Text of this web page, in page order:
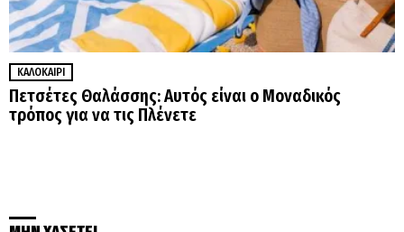
ΚΑΛΟΚΑΊΡΙ
Πετσέτες Θαλάσσης: Αυτός είναι ο Μοναδικός
τρόπος για να τις Πλένετε